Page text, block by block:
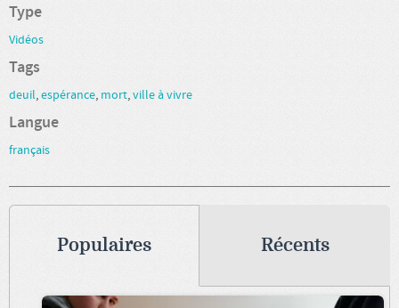
Type
Vidéos
Tags
deuil,espérance, mort,ville à vivre
Langue
français
Populaires Récents